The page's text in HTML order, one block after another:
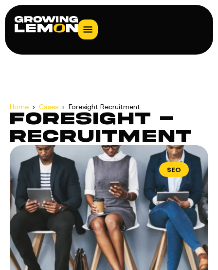
Home › Cases › Foresight ­Recruitment
Foresight ­
Recruitment
SEO